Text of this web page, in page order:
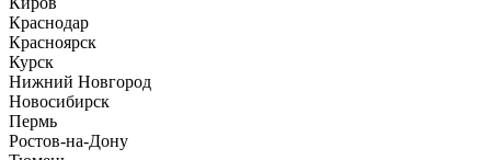
Краснодар
Красноярск
Курск
Нижний Новгород
Новосибирск
Пермь
Ростов-на-Дону